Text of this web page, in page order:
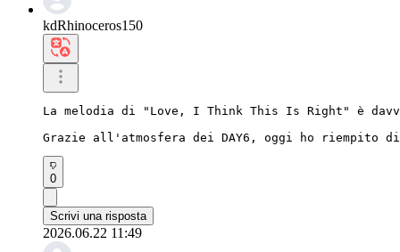
kdRhinoceros150
La melodia di "Love, I Think This Is Right" è
Grazie all'atmosfera dei DAY6, oggi ho riempito
0
Scrivi una risposta
2026.06.22 11:49